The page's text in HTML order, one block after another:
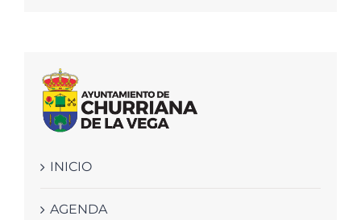
INICIO
AGENDA